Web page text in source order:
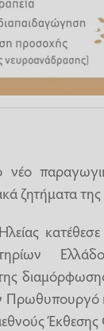
νέο
ζητήματα της
Πρωθυπουργό